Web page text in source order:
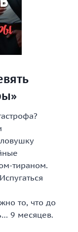
тираном.
то, что до
9 месяцев.